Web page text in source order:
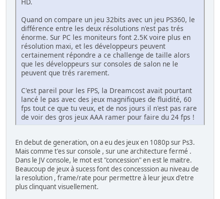
Quand on compare un jeu 32bits avec un jeu PS360, le
différence entre les deux résolutions n'est pas trés
énorme. Sur PC les moniteurs font 2.5K voire plus en
résolution maxi, et les développeurs peuvent
certainement répondre a ce challenge de taille alors
que les développeurs sur consoles de salon ne le
peuvent que trés rarement.
C'est pareil pour les FPS, la Dreamcost avait pourtant
lancé le pas avec des jeux magnifiques de fluidité, 60
fps tout ce que tu veux, et de nos jours il n'est pas rare
de voir des gros jeux AAA ramer pour faire du 24 fps !
En debut de generation, on a eu des jeux en 1080p sur Ps3.
Mais comme t'es sur console , sur une architecture fermé .
Dans le JV console, le mot est "concession" en est le maitre.
Beaucoup de jeux à sucess font des concesssion au niveau de
la resolution , frame/rate pour permettre à leur jeux d'etre
plus clinquant visuellement.